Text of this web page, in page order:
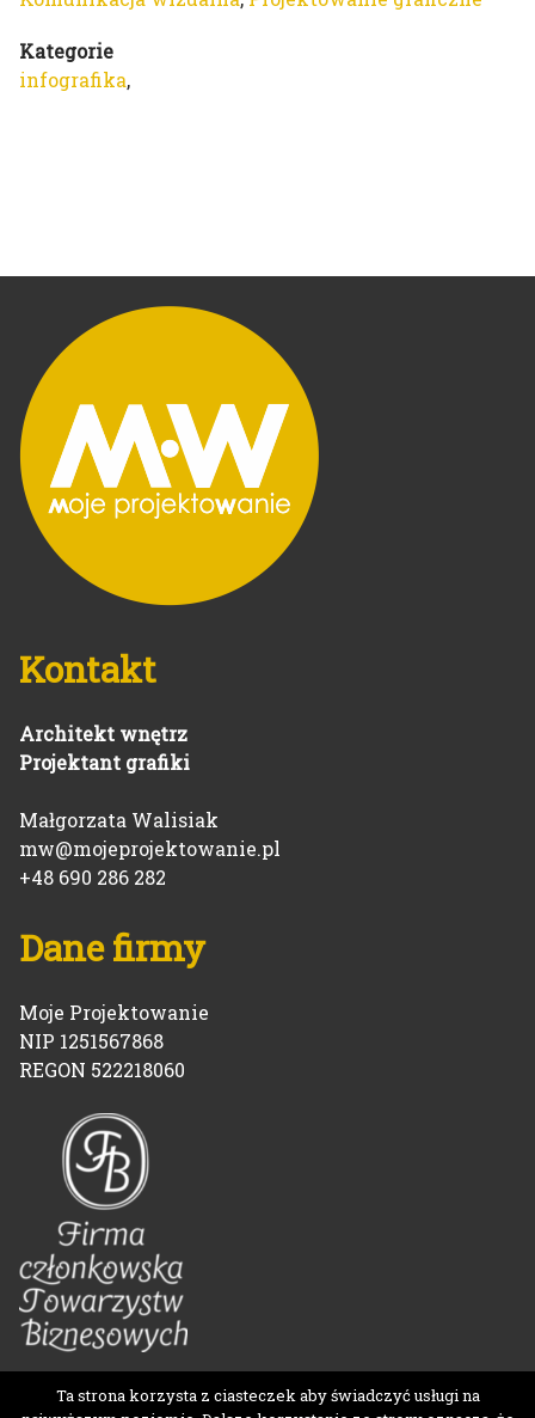
Kategorie
infografika,
Kontakt
Architekt wnętrz
Projektant grafiki
Małgorzata Walisiak
mw@mojeprojektowanie.pl
+48 690 286 282
Dane firmy
Moje Projektowanie
NIP 1251567868
REGON 522218060
Ta strona korzysta z ciasteczek aby świadczyć usługi na